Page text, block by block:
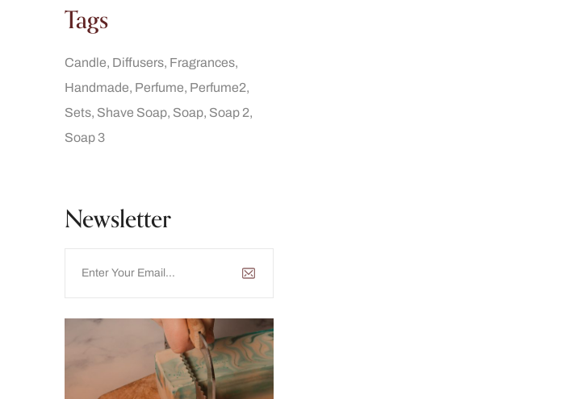
Tags
Candle Diffusers Fragrances
Handmade Perfume Perfume2
Sets Shave Soap Soap Soap 2
Soap 3
Newsletter